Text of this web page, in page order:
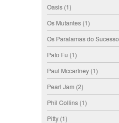
Oasis (1)
Os Mutantes (1)
Os Paralamas do Sucesso
Pato Fu (1)
Paul Mccartney (1)
Pearl Jam (2)
Phil Collins (1)
Pitty (1)